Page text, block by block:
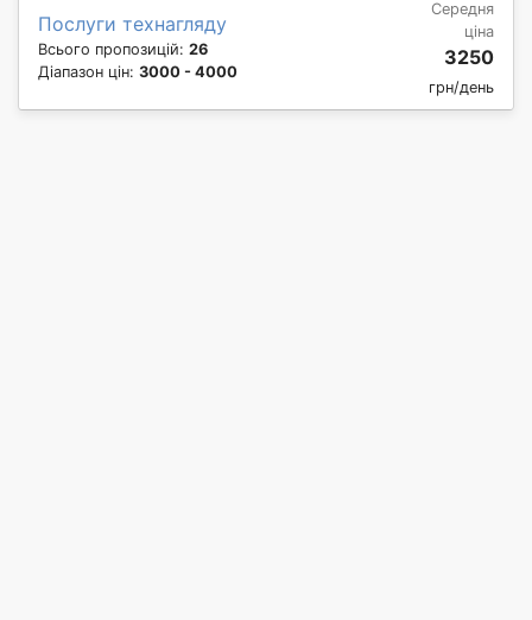
Послуги технагляду
Всього пропозицій: 26
Діапазон цін: 3000 - 4000
Середня
ціна
3250
грн/день